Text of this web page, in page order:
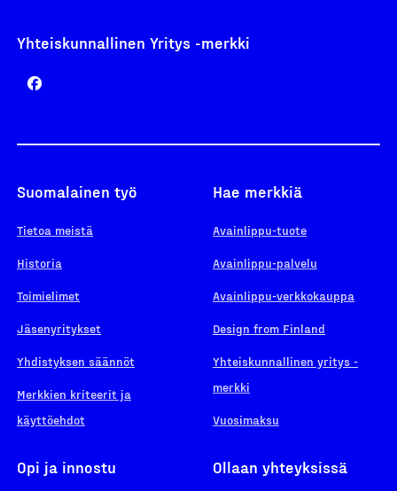
Yhteiskunnallinen Yritys -merkki
Suomalainen työ
Tietoa meistä
Historia
Toimielimet
Jäsenyritykset
Yhdistyksen säännöt
Merkkien kriteerit ja
käyttöehdot
Hae merkkiä
Avainlippu-tuote
Avainlippu-palvelu
Avainlippu-verkkokauppa
Design from Finland
Yhteiskunnallinen yritys -
merkki
Vuosimaksu
Opi ja innostu Ollaan yhteyksissä